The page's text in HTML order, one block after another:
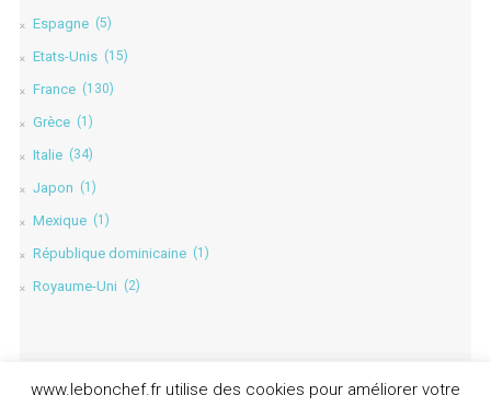
Espagne (5)
Etats-Unis (15)
France (130)
Grèce (1)
Italie (34)
Japon (1)
Mexique (1)
République dominicaine (1)
Royaume-Uni (2)
www.lebonchef.fr utilise des cookies pour améliorer votre